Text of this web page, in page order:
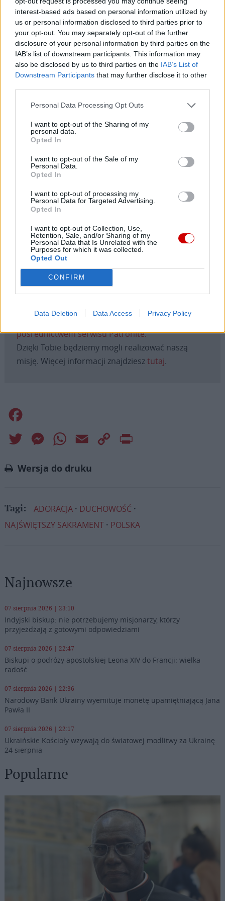
interest-based ads based on personal information utilized by
us or personal information disclosed to third parties prior to
your opt-out. You may separately opt-out of the further
disclosure of your personal information by third parties on the
IAB’s list of downstream participants. This information may
also be disclosed by us to third parties on the IAB’s List of
Downstream Participants that may further disclose it to other
Personal Data Processing Opt Outs
I want to opt-out of the Sharing of my
personal data.
Opted In
I want to opt-out of the Sale of my
Personal Data.
Opted In
I want to opt-out of processing my
Personal Data for Targeted Advertising.
Opted In
I want to opt-out of Collection, Use,
Retention, Sale, and/or Sharing of my
Personal Data that Is Unrelated with the
Purposes for which it was collected.
Opted Out
CONFIRM
Data Deletion Data Access Privacy Policy
podróży apostolskich. Spędził niejedną noc na modlitwie
w kaplicy, szczególnie wtedy, gdy piętrzyły się problemy w
Kościele i świecie”.
W ciągu minionych kilkunastu lat strona adoremus.pl
zanotowała ponad 10 mln odwiedzin. – To również jest
Szczepaniec i dodaje, że przeżycie uroczystości
Najświętszego Ciała i Krwi Pańskiej z procesją Bożego
Ciała to kolejna okazja, aby jeszcze bardziej rozbudzić
Chrystusa.
Drogi Czytelniku,
cieszymy się, że odwiedzasz nasz portal. Jesteśmy
tu dla Ciebie!
Każdego dnia publikujemy najważniejsze
informacje z życia Kościoła w Polsce i na świecie.
Jednak bez Twojej pomocy sprostanie temu
zadaniu będzie coraz trudniejsze.
Dlatego prosimy Cię o
wsparcie portalu eKAI.pl za
pośrednictwem serwisu Patronite.
Dzięki Tobie będziemy mogli realizować naszą
misję. Więcej informacji znajdziesztutaj.
Twitter MessengerWhatsApp
Email
Copy
Wersja do druku
Tagi: ADORACJA
DUCHOWOŚĆ
NAJŚWIĘTSZY SAKRAMENT
POLSKA
Najnowsze
07 sierpnia 2026 | 23:10
Indyjski biskup: nie potrzebujemy misjonarzy, którzy
przyjeżdżają z gotowymi odpowiedziami
07 sierpnia 2026 | 22:47
Biskupi o podróży apostolskiej Leona XIV do Francji: wielka
radość
07 sierpnia 2026 | 22:36
Narodowy Bank Ukrainy wyemituje monetę upamiętniającą Jana
Pawła II
07 sierpnia 2026 | 22:17
Ukraińskie Kościoły wzywają do światowej modlitwy za Ukrainę
24 sierpnia
Popularne